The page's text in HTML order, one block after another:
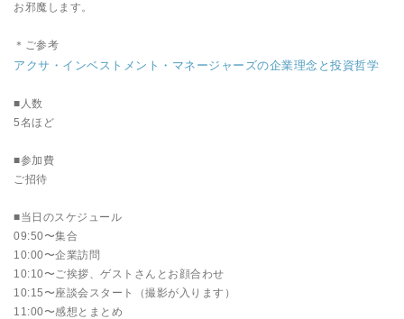
お邪魔します。
＊ご参考
アクサ・インベストメント・マネージャーズの企業理念と投資哲学
■人数
5名ほど
■参加費
ご招待
■当日のスケジュール
09:50〜集合
10:00〜企業訪問
10:10〜ご挨拶、ゲストさんとお顔合わせ
10:15〜座談会スタート（撮影が入ります）
11:00〜感想とまとめ